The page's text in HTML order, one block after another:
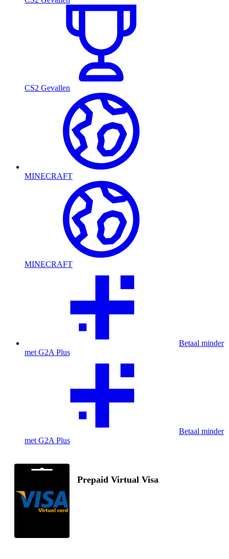
CS2 Gevallen
MINECRAFT
MINECRAFT
Betaal minder
met G2A Plus
Betaal minder
met G2A Plus
Prepaid Virtual Visa